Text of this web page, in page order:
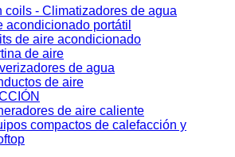
coils - Climatizadores de agua
acondicionado portátil
de aire acondicionado
de aire
de agua
de aire
de aire caliente
compactos de calefacción y